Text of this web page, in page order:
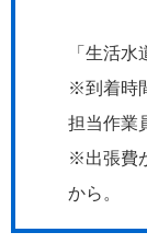
「生活
※到着時
担当作業
※出張費
から。